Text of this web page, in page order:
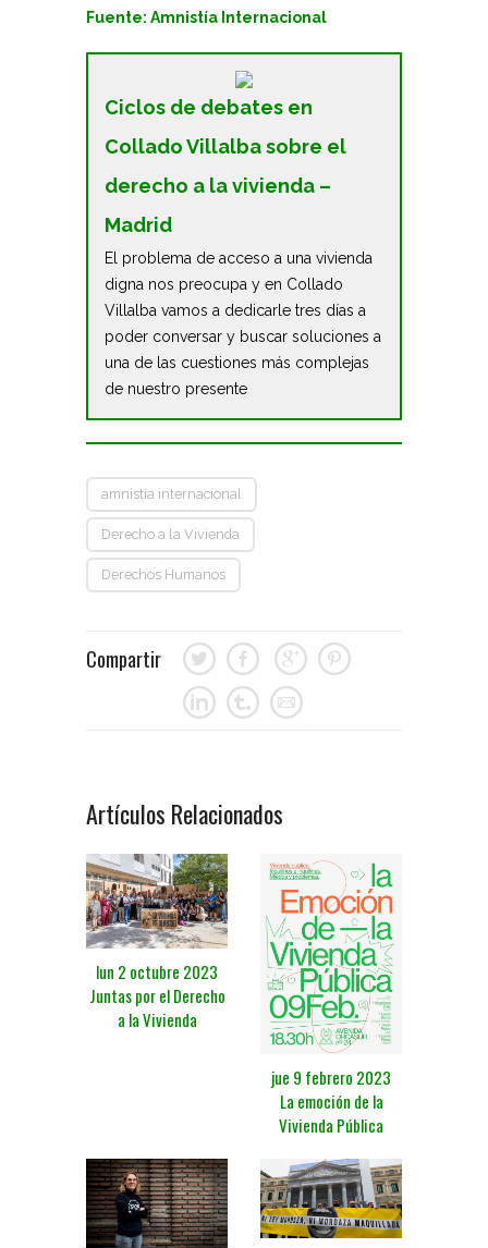
Fuente: Amnistía Internacional
Ciclos de debates en
Collado Villalba sobre el
derecho a la vivienda –
Madrid
El problema de acceso a una vivienda
digna nos preocupa y en Collado
Villalba vamos a dedicarle tres días a
poder conversar y buscar soluciones a
una de las cuestiones más complejas
de nuestro presente
amnistía internacional
Derecho a la Vivienda
Derechos Humanos
Compartir
Artículos Relacionados
lun 2 octubre 2023
Juntas por el Derecho
a la Vivienda
jue 9 febrero 2023
La emoción de la
Vivienda Pública